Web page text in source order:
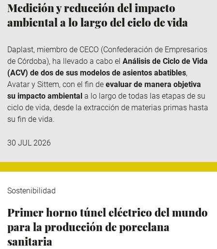
Medición y reducción del impacto
ambiental a lo largo del ciclo de vida
Daplast, miembro de CECO (Confederación de Empresarios
de Córdoba), ha llevado a cabo el Análisis de Ciclo de Vida
(ACV) de dos de sus modelos de asientos abatibles,
Avatar y Sittem, con el fin de evaluar de manera objetiva
su impacto ambiental a lo largo de todas las etapas de su
ciclo de vida, desde la extracción de materias primas hasta
su fin de vida.
30 JUL 2026
Sostenibilidad
Primer horno túnel eléctrico del mundo
para la producción de porcelana
sanitaria